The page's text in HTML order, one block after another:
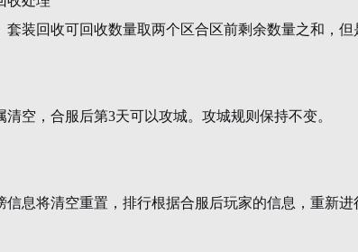
装回收可回收数量取两个区合区前剩余数量之和，但
空，合服后第3天可以攻城。攻城规则保持不变。
息将清空重置，排行根据合服后玩家的信息，重新进